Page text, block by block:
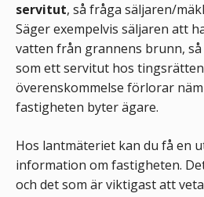
servitut, så fråga säljaren/
Säger exempelvis säljaren att
vatten från grannens brunn,
som ett servitut hos
överenskommelse förlorar
fastigheten byter ägare.
Hos lantmäteriet kan du få en
information om fastigheten.
och det som är viktigast att